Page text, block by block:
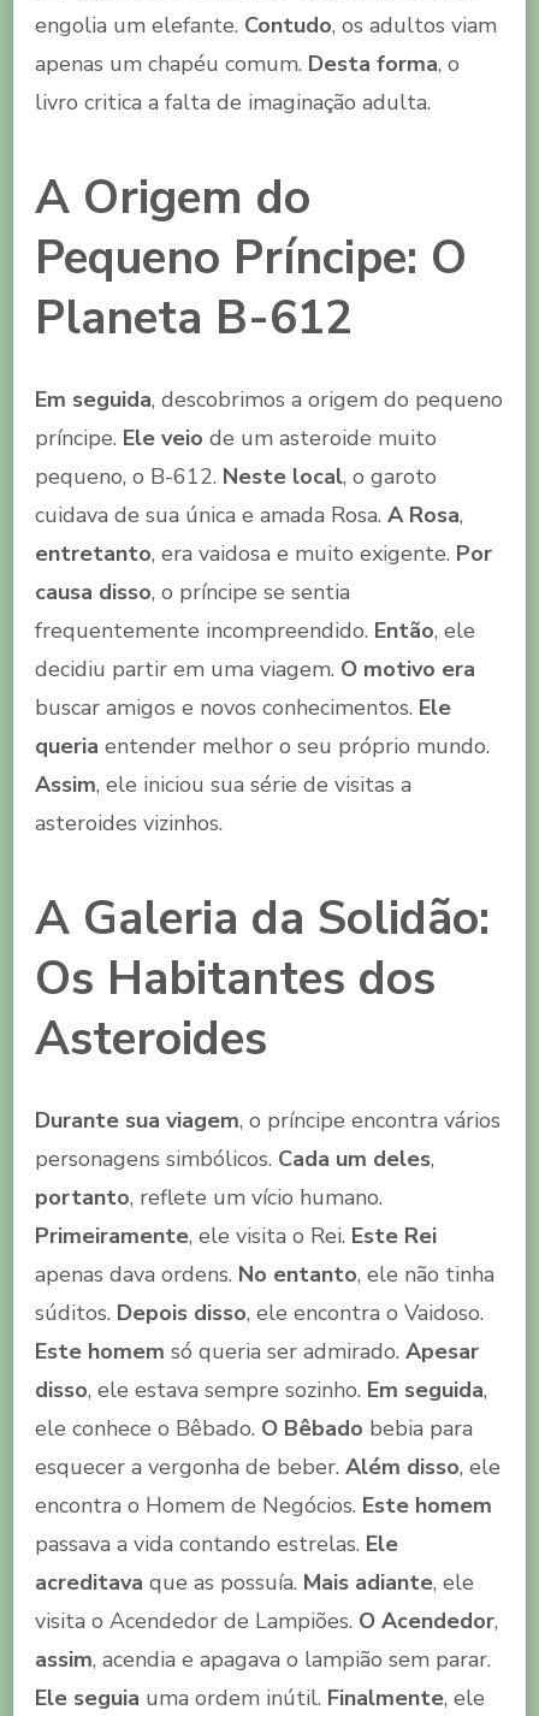
engolia um elefante. Contudo, os adultos viam
apenas um chapéu comum. Desta forma, o
livro critica a falta de imaginação adulta.
A Origem do
Pequeno Príncipe: O
Planeta B-612
Em seguida, descobrimos a origem do pequeno
príncipe. Ele veio de um asteroide muito
pequeno, o B-612. Neste local, o garoto
cuidava de sua única e amada Rosa. A Rosa,
entretanto, era vaidosa e muito exigente. Por
causa disso, o príncipe se sentia
frequentemente incompreendido. Então, ele
decidiu partir em uma viagem. O motivo era
buscar amigos e novos conhecimentos. Ele
queria entender melhor o seu próprio mundo.
Assim, ele iniciou sua série de visitas a
asteroides vizinhos.
A Galeria da Solidão:
Os Habitantes dos
Asteroides
Durante sua viagem, o príncipe encontra vários
personagens simbólicos. Cada um deles,
portanto, reflete um vício humano.
Primeiramente, ele visita o Rei. Este Rei
apenas dava ordens. No entanto, ele não tinha
súditos. Depois disso, ele encontra o Vaidoso.
Este homem só queria ser admirado. Apesar
disso, ele estava sempre sozinho. Em seguida,
ele conhece o Bêbado. O Bêbado bebia para
esquecer a vergonha de beber. Além disso, ele
encontra o Homem de Negócios. Este homem
passava a vida contando estrelas. Ele
acreditava que as possuía. Mais adiante, ele
visita o Acendedor de Lampiões. O Acendedor,
assim, acendia e apagava o lampião sem parar.
Ele seguia uma ordem inútil. Finalmente, ele